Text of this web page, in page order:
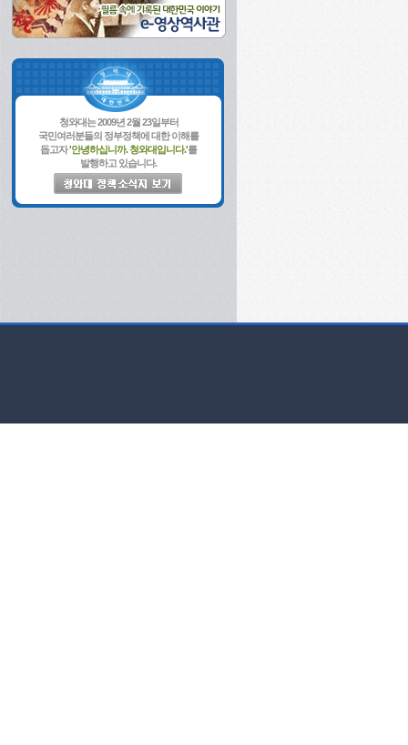
청와대는 2009년 2월 23일부터
국민여러분들의 정부정책에 대한 이해를
돕고자'안녕하십니까. 청와대입니다.'를
발행하고 있습니다.